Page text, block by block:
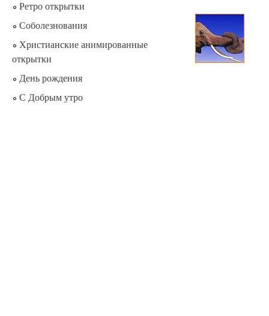
Ретро открытки
Соболезнования
Христианские анимированные
открытки
День рождения
С Добрым утро